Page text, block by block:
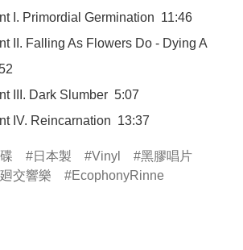
IV. Reincarnation  13:37
日本製 Vinyl
黑膠唱片
交響樂 EcophonyRinne